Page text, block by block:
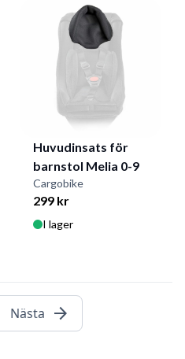
Huvudinsats för
barnstol Melia 0-9
Cargobike
299 kr
I lager
Nästa arrow_forward